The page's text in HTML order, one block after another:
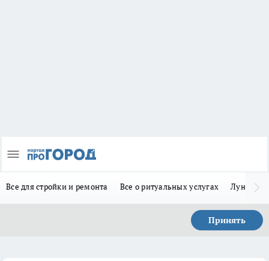
Все для стройки и ремонта Все о ритуальных услугах Лунно-
Принять